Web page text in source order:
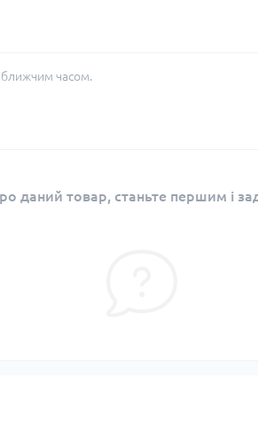
часом.
даний товар, станьте першим і